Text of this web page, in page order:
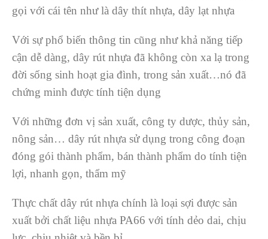
gọi với cái tên như là dây thít nhựa, dây lạt nhựa
Với sự phổ biến thông tin cũng như khả năng tiếp
cận dễ dàng, dây rút nhựa đã không còn xa lạ trong
đời sống sinh hoạt gia đình, trong sản xuất…nó đã
chứng minh được tính tiện dụng
Với những đơn vị sản xuất, công ty dược, thủy sản,
nông sản… dây rút nhựa sử dụng trong công đoạn
đóng gói thành phẩm, bán thành phẩm do tính tiện
lợi, nhanh gọn, thẩm mỹ
Thực chất dây rút nhựa chính là loại sợi được sản
xuất bởi chất liệu nhựa PA66 với tính dẻo dai, chịu